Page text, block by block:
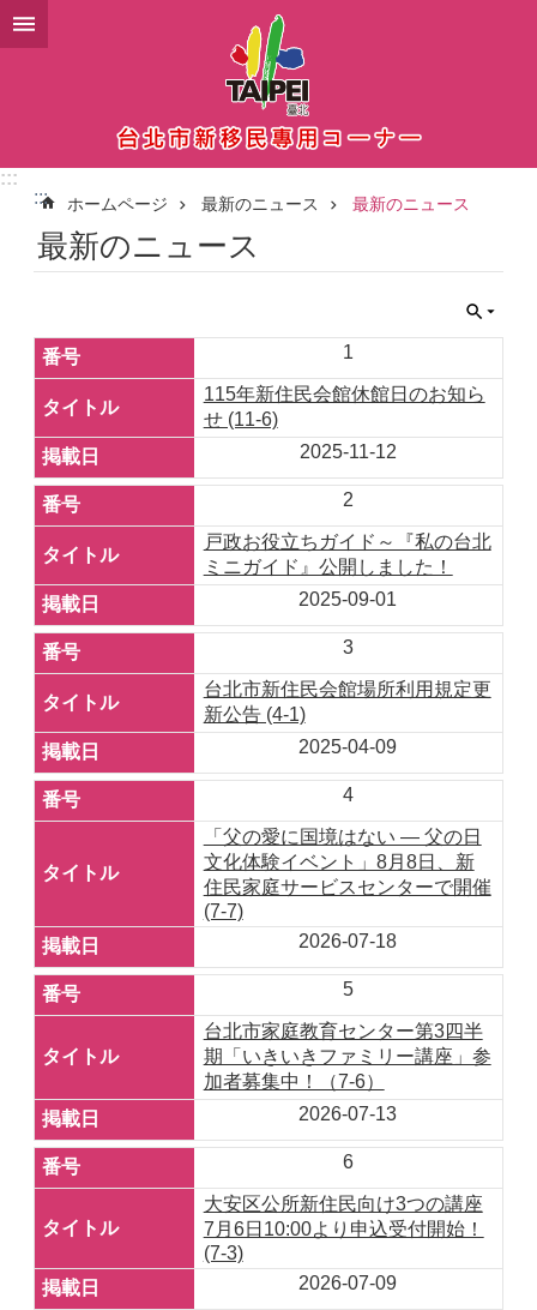
メインコンテンツブロックにスキップ
:::
:::
ホームページ 最新のニュース 最新のニュース
最新のニュース
1
115年新住民会館休館日のお知ら
せ (11-6)
2025-11-12
2
戸政お役立ちガイド～『私の台北
ミニガイド』公開しました！
2025-09-01
3
台北市新住民会館場所利用規定更
新公告 (4-1)
2025-04-09
4
「父の愛に国境はない ― 父の日
文化体験イベント」8月8日、新
住民家庭サービスセンターで開催
(7-7)
2026-07-18
5
台北市家庭教育センター第3四半
期「いきいきファミリー講座」参
加者募集中！（7-6）
2026-07-13
6
大安区公所新住民向け3つの講座
7月6日10:00より申込受付開始！
(7-3)
2026-07-09